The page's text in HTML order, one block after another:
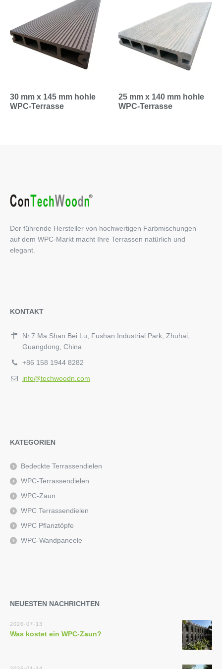
30 mm x 145 mm hohle
WPC-Terrasse
25 mm x 140 mm hohle
WPC-Terrasse
Der führende Hersteller von hochwertigen Farbmischungen
auf dem WPC-Markt macht Ihre Terrassen natürlich und
elegant.
KONTAKT
Nr.7 Ma Shan Bei Lu, Fushan Industrial Park, Zhuhai,
Guangdong, China
+86 158 1944 8282
info@techwoodn.com
KATEGORIEN
Bedeckte Terrassendielen
WPC-Terrassendielen
WPC-Zaun
WPC Terrassendielen
WPC Pflanztöpfe
WPC-Wandpaneele
NEUESTEN NACHRICHTEN
2026-07-13
Was kostet ein WPC-Zaun?